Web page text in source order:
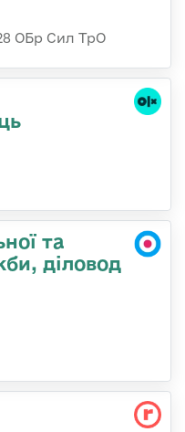
ОБр Сил ТрО
та
діловод